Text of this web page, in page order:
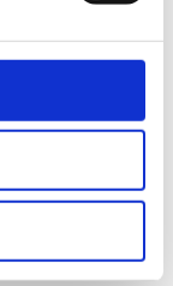
quotidiana e
della città, tra
gli abitanti.
alla famosa
in ristorante e
(di solito
la tecnica è